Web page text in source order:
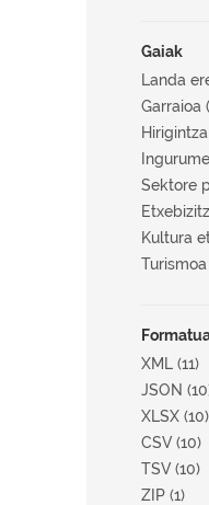
Gaiak
Landa
Garraioa
Sektore
Kultura
Turismoa
XML (11)
JSON
XLSX (10)
CSV (10)
TSV (10)
ZIP (1)